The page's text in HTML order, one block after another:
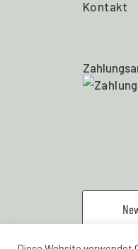
Kontakt